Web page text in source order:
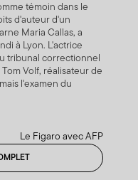
témoin dans le
d'auteur d'un
Maria Callas, a
à Lyon. L'actrice
tribunal correctionnel
Volf, réalisateur de
l'examen du
Le Figaro avec AFP